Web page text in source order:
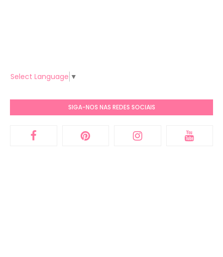
Select Language ▼
SIGA-NOS NAS REDES SOCIAIS